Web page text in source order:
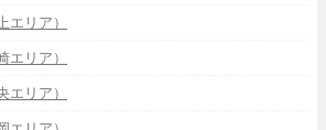
エリア）
エリア）
エリア）